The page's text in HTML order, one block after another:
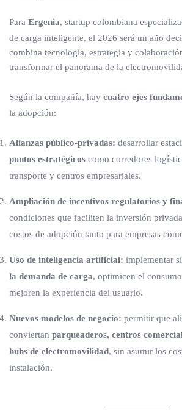
Para Ergenia, startup colombiana
de carga inteligente, el 2026 será un año
combina tecnología, estrategia y
transformar el panorama de la
Según la compañía, hay cuatro ejes
la adopción:
Alianzas público-privadas: desarrollar
puntos estratégicos como corredores
transporte y centros empresariales.
Ampliación de incentivos regulatorios y
condiciones que faciliten la inversión
costos de adopción tanto para empresas
Uso de inteligencia artificial: implementar
la demanda de carga, optimicen el
mejoren la experiencia del usuario.
Nuevos modelos de negocio: permitir que
conviertan parqueaderos, centros
hubs de electromovilidad, sin asumir los
instalación.